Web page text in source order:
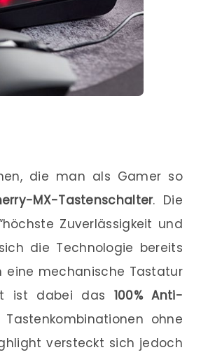
die man als Gamer so
MX-Tastenschalter. Die
Zuverlässigkeit und
die Technologie bereits
eine mechanische Tastatur
ist dabei das 100% Anti-
ohne
versteckt sich jedoch